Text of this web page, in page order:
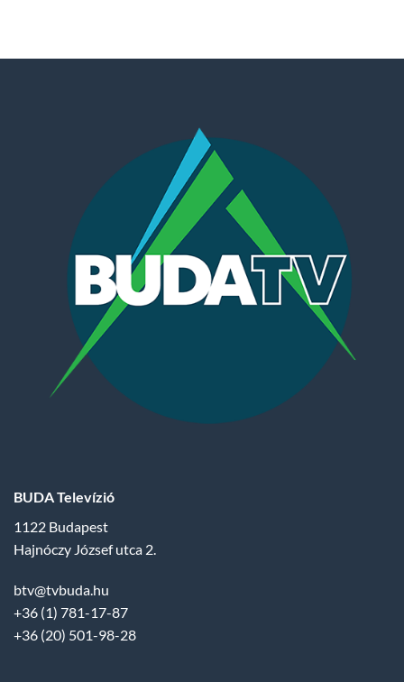
BUDA Televízió
1122 Budapest
Hajnóczy József utca 2.
btv@tvbuda.hu
+36 (1) 781-17-87
+36 (20) 501-98-28